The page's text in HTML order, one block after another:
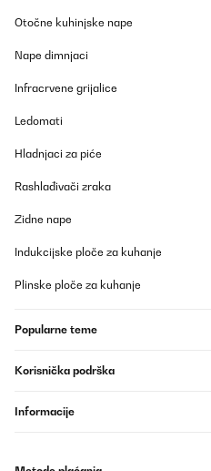
beschriebene Problem wurde
Produktentwicklungsteam
zukünftigen Modellen zu
Wenn Sie eine Rücksendung in
unseren Kundenservice. Wir
Mit freundlichen Grüßen
Silvia
Guter Weinkühler. Erreicht
Ansicht und Haptik.
Otočne kuhinjske nape
Nape dimnjaci
Infracrvene grijalice
Ledomati
Hladnjaci za piće
Rashlađivači zraka
Zidne nape
Indukcijske ploče za kuhanje
Plinske ploče za kuhanje
Popularne teme
Korisnička podrška
Informacije